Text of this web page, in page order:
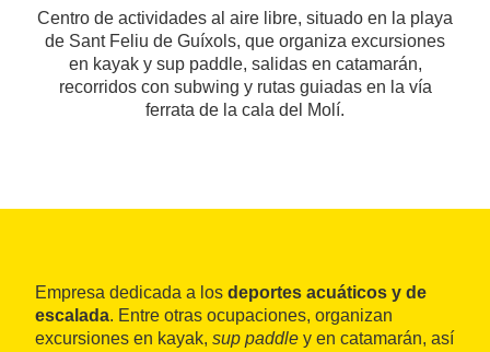
Centro de actividades al aire libre, situado en la playa
de Sant Feliu de Guíxols, que organiza excursiones
en kayak y sup paddle, salidas en catamarán,
recorridos con subwing y rutas guiadas en la vía
ferrata de la cala del Molí.
Empresa dedicada a los deportes acuáticos y de
escalada. Entre otras ocupaciones, organizan
excursiones en kayak, sup paddle y en catamarán, así